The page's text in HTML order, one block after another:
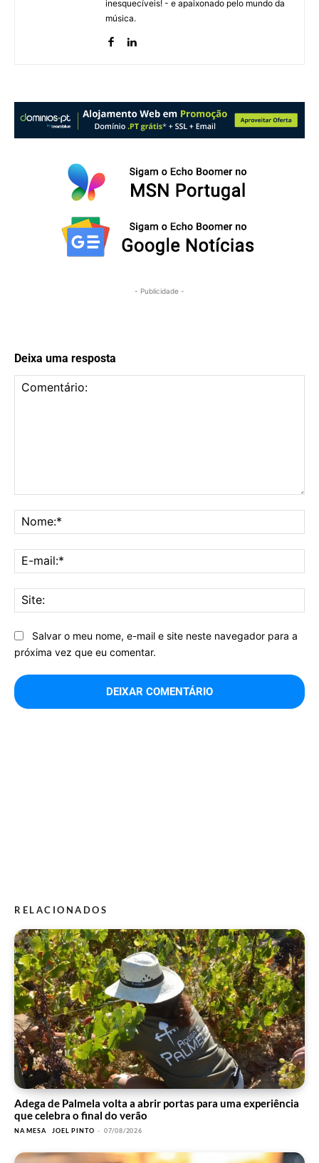
inesquecíveis! - e apaixonado pelo mundo da
música.
- Publicidade -
Deixa uma resposta
Salvar o meu nome, e-mail e site neste navegador para a
próxima vez que eu comentar.
RELACIONADOS
Adega de Palmela volta a abrir portas para uma experiência
que celebra o final do verão
NA MESA JOEL PINTO - 07/08/2026